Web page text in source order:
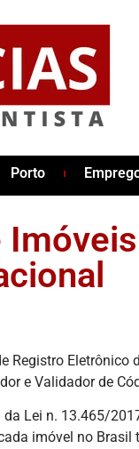
Porto
Registro
e Validador de
Lei n. 13.465/
imóvel no